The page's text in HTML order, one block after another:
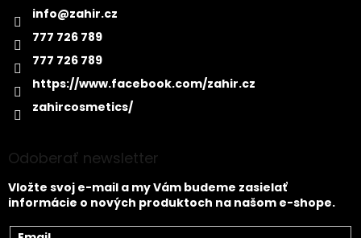
info@zahir.cz
777 726 789
777 726 789
https://www.facebook.com/zahir.cz
zahircosmetics/
Odoberať newsletter
Vložte svoj e-mail a my Vám budeme zasielať
informácie o nových produktoch na našom e-shope.